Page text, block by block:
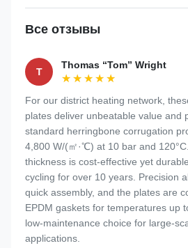
Все отзывы
T
Thomas “Tom” Wright
★★★★★
★★★★★
For our district heating network,
plates deliver unbeatable value and
standard herringbone corrugation
4,800 W/(㎡·℃) at 10 bar and
thickness is cost-effective yet
cycling for over 10 years. Precision
quick assembly, and the plates are
EPDM gaskets for temperatures up
low-maintenance choice for large-
applications.